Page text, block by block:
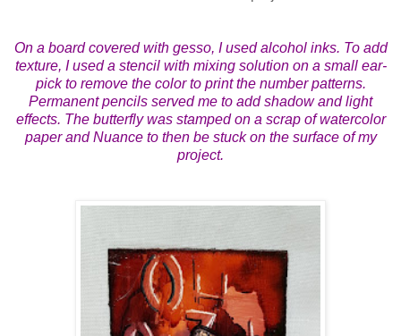
On a board covered with gesso, I used alcohol inks. To add
texture, I used a stencil with mixing solution on a small ear-
pick to remove the color to print the number patterns.
Permanent pencils served me to add shadow and light
effects. The butterfly was stamped on a scrap of watercolor
paper and Nuance to then be stuck on the surface of my
project.